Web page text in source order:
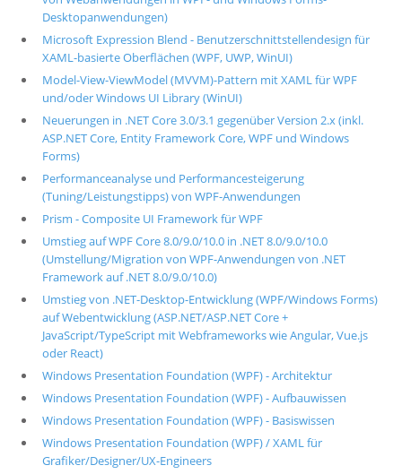
Desktopanwendungen)
Microsoft Expression Blend - Benutzerschnittstellendesign für
XAML-basierte Oberflächen (WPF, UWP, WinUI)
Model-View-ViewModel (MVVM)-Pattern mit XAML für WPF
und/oder Windows UI Library (WinUI)
Neuerungen in .NET Core 3.0/3.1 gegenüber Version 2.x (inkl.
ASP.NET Core, Entity Framework Core, WPF und Windows
Forms)
Performanceanalyse und Performancesteigerung
(Tuning/Leistungstipps) von WPF-Anwendungen
Prism - Composite UI Framework für WPF
Umstieg auf WPF Core 8.0/9.0/10.0 in .NET 8.0/9.0/10.0
(Umstellung/Migration von WPF-Anwendungen von .NET
Framework auf .NET 8.0/9.0/10.0)
Umstieg von .NET-Desktop-Entwicklung (WPF/Windows Forms)
auf Webentwicklung (ASP.NET/ASP.NET Core +
JavaScript/TypeScript mit Webframeworks wie Angular, Vue.js
oder React)
Windows Presentation Foundation (WPF) - Architektur
Windows Presentation Foundation (WPF) - Aufbauwissen
Windows Presentation Foundation (WPF) - Basiswissen
Windows Presentation Foundation (WPF) / XAML für
Grafiker/Designer/UX-Engineers